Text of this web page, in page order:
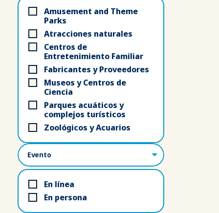
Amusement and Theme
Parks
Atracciones naturales
Centros de
Entretenimiento Familiar
Fabricantes y Proveedores
Museos y Centros de
Ciencia
Parques acuáticos y
complejos turísticos
Zoológicos y Acuarios
Lugar
En línea
En persona